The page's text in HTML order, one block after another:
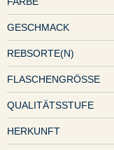
GESCHMACK
REBSORTE(N)
FLASCHENGRÖSSE
QUALITÄTSSTUFE
HERKUNFT